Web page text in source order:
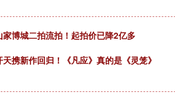
博城二拍流拍！起拍价已降2亿多
携新作回归！《凡应》真的是《灵笼》